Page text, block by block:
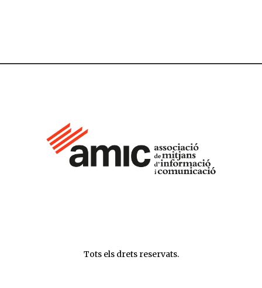
Tots els drets reservats.